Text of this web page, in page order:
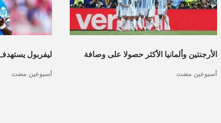
الأرجنتين وألمانيا الأكثر حصولا على وصافة
أسبوعين مضت
ليفربول
أسبوعين مضت